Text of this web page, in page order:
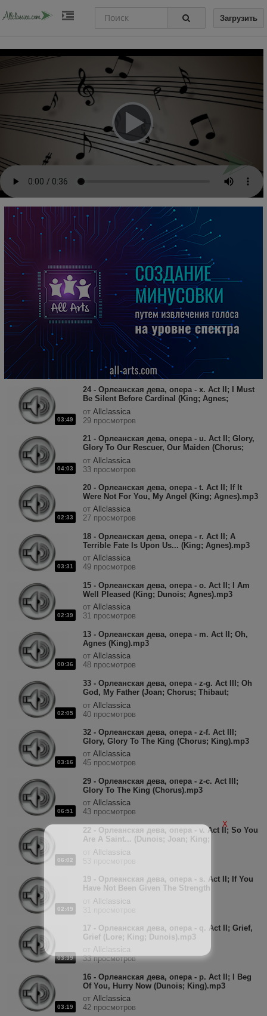
Загрузить
03:49
24 - Орлеанская дева, опера - x. Act II; I Must
Be Silent Before Cardinal (King; Agnes;
Chorus; Joan).mp3
от Allclassica
29 просмотров
04:03
21 - Орлеанская дева, опера - u. Act II; Glory,
Glory To Our Rescuer, Our Maiden (Chorus;
Agnes; Dunois; King; Cardinal).mp3
от Allclassica
33 просмотров
02:33
20 - Орлеанская дева, опера - t. Act II; If It
Were Not For You, My Angel (King; Agnes).mp3
от Allclassica
27 просмотров
03:31
18 - Орлеанская дева, опера - r. Act II; A
Terrible Fate Is Upon Us... (King; Agnes).mp3
от Allclassica
49 просмотров
02:39
15 - Орлеанская дева, опера - o. Act II; I Am
Well Pleased (King; Dunois; Agnes).mp3
от Allclassica
31 просмотров
00:36
13 - Орлеанская дева, опера - m. Act II; Oh,
Agnes (King).mp3
от Allclassica
48 просмотров
02:05
33 - Орлеанская дева, опера - z-g. Act III; Oh
God, My Father (Joan; Chorus; Thibaut;
King).mp3
от Allclassica
40 просмотров
03:16
32 - Орлеанская дева, опера - z-f. Act III;
Glory, Glory To The King (Chorus; King).mp3
от Allclassica
45 просмотров
06:51
29 - Орлеанская дева, опера - z-c. Act III;
Glory To The King (Chorus).mp3
от Allclassica
43 просмотров
06:02
22 - Орлеанская дева, опера - v. Act II; So You
Are A Saint... (Dunois; Joan; King;
Cardinal).mp3
Allclassica
02:49
19 - Орлеанская дева, опера - s. Act II; If You
Have Not Been Given The Strength
(Agnes).mp3
Allclassica
03:39
17 - Орлеанская дева, опера - q. Act II; Grief,
Grief (Lore; King; Dunois).mp3
Allclassica
33 просмотров
03:19
16 - Орлеанская дева, опера - p. Act II; I Beg
Of You, Hurry Now (Dunois; King).mp3
от Allclassica
42 просмотров
X